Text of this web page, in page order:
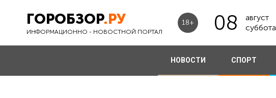
ГОРОБЗОР.РУ
ИНФОРМАЦИОННО - НОВОСТНОЙ ПОРТАЛ
18+ 08
август
суббота
НОВОСТИ СПОРТ